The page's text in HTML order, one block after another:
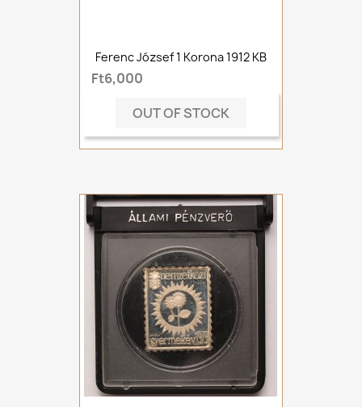
Ferenc József 1 Korona 1912 KB
Ft6,000
OUT OF STOCK